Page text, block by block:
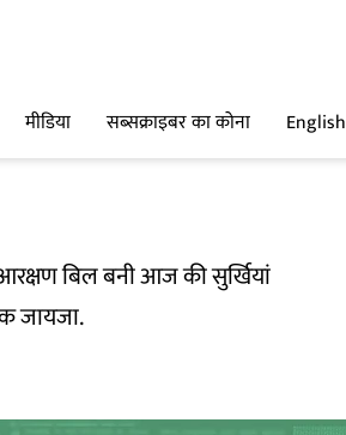
मीडिया सब्सक्राइबर का कोना English
बिल बनी आज की सुर्खियां
जायजा.